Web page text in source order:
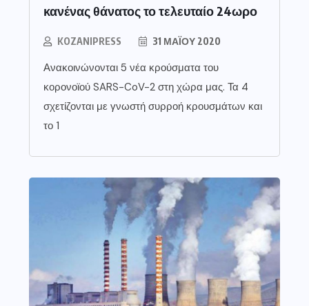
κανένας θάνατος το τελευταίο 24ωρο
KOZANIPRESS 31 ΜΑΪ́ΟΥ 2020
Ανακοινώνονται 5 νέα κρούσματα του
κορονοϊού SARS-CoV-2 στη χώρα μας. Τα 4
σχετίζονται με γνωστή συρροή κρουσμάτων και
το 1